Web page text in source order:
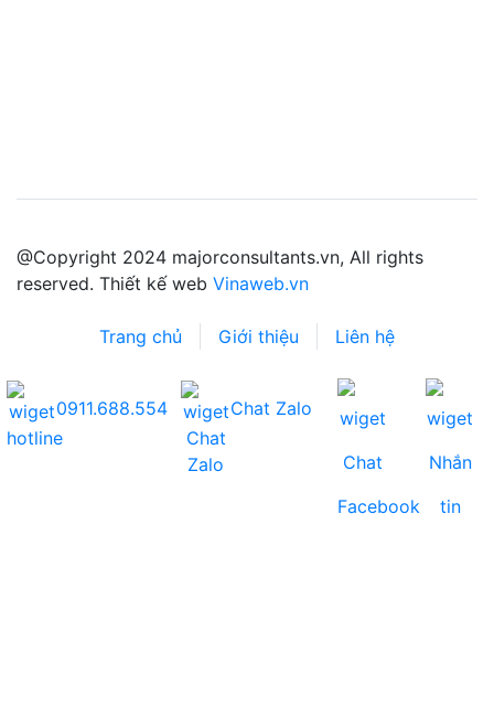
@Copyright 2024 majorconsultants.vn, All rights
reserved. Thiết kế web Vinaweb.vn
Trang chủ Giới thiệu Liên hệ
0911.688.554 Chat Zalo